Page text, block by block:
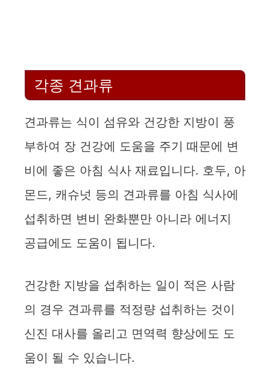
각종 견과류
견과류는 식이 섬유와 건강한 지방이 풍
부하여 장 건강에 도움을 주기 때문에 변
비에 좋은 아침 식사 재료입니다. 호두, 아
몬드, 캐슈넛 등의 견과류를 아침 식사에
섭취하면 변비 완화뿐만 아니라 에너지
공급에도 도움이 됩니다.
건강한 지방을 섭취하는 일이 적은 사람
의 경우 견과류를 적정량 섭취하는 것이
신진 대사를 올리고 면역력 향상에도 도
움이 될 수 있습니다.